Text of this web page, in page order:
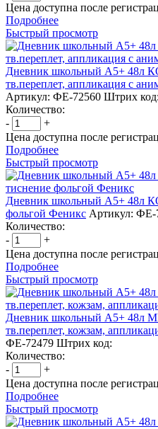
Цена доступна после
Подробнее
Быстрый просмотр
Дневник школьный А5+
тв.переплет, аппликация с
Артикул: ФЕ-72560 Штрих код:
Количество:
-
+
Цена доступна после
Подробнее
Быстрый просмотр
Дневник школьный А5+ 48л
фольгой Феникс Артикул: ФЕ-
Количество:
-
+
Цена доступна после
Подробнее
Быстрый просмотр
Дневник школьный А5+
тв.переплет, кожзам,
ФЕ-72479 Штрих код:
Количество:
-
+
Цена доступна после
Подробнее
Быстрый просмотр